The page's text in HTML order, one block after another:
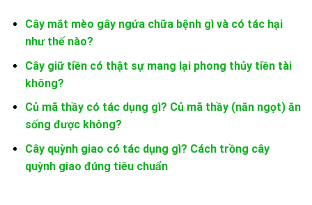
Cây mắt mèo gây ngứa chữa bệnh gì và có tác hại
như thế nào?
Cây giữ tiền có thật sự mang lại phong thủy tiền tài
không?
Củ mã thầy có tác dụng gì? Củ mã thầy (năn ngọt) ăn
sống được không?
Cây quỳnh giao có tác dụng gì? Cách trồng cây
quỳnh giao đúng tiêu chuẩn